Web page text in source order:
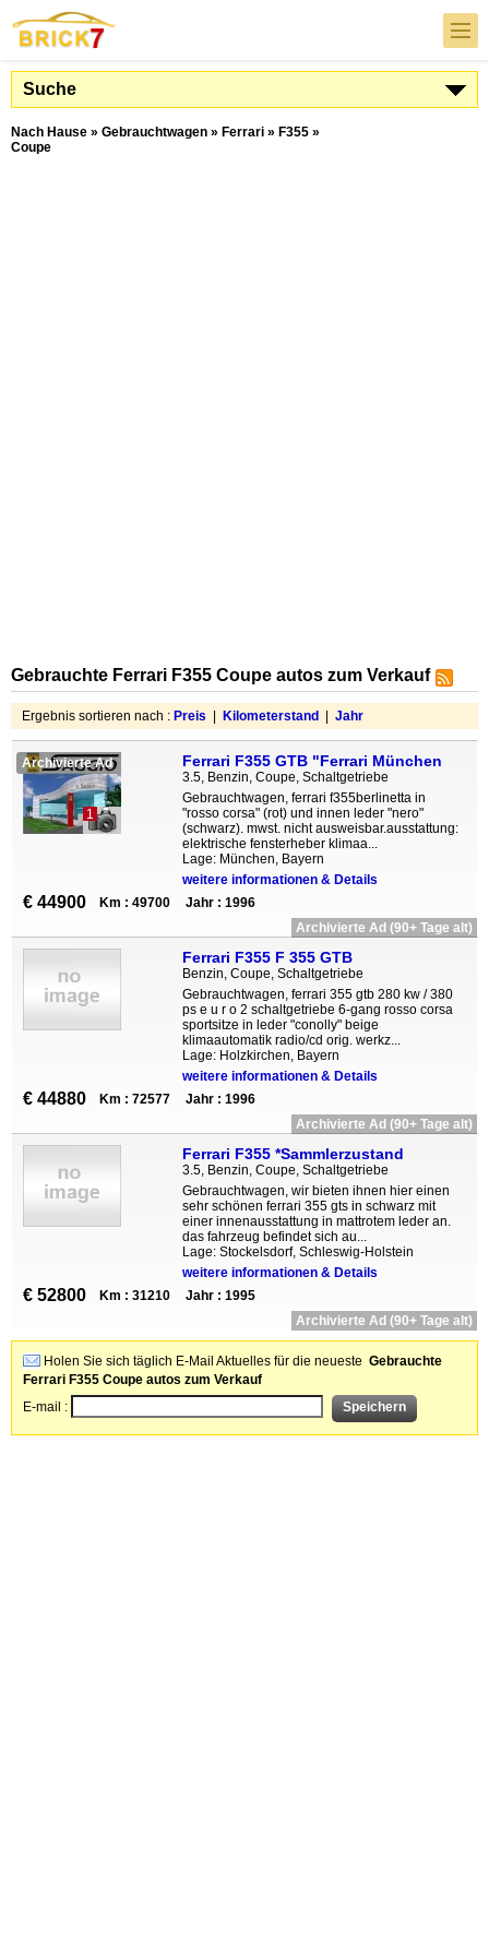
Suche
Nach Hause » Gebrauchtwagen » Ferrari » F355 »
Coupe
Gebrauchte Ferrari F355 Coupe autos zum Verkauf
Ergebnis sortieren nach : Preis Kilometerstand Jahr
Archivierte Ad
1
Ferrari F355 GTB "Ferrari München
3.5, Benzin, Coupe, Schaltgetriebe
Gebrauchtwagen, ferrari f355berlinetta in
"rosso corsa" (rot) und innen leder "nero"
(schwarz). mwst. nicht ausweisbar.ausstattung:
elektrische fensterheber klimaa...
Lage: München, Bayern
weitere informationen & Details
€ 44900 Km : 49700
Jahr : 1996
Archivierte Ad (90+ Tage alt)
Ferrari F355 F 355 GTB
Benzin, Coupe, Schaltgetriebe
Gebrauchtwagen, ferrari 355 gtb 280 kw / 380
ps e u r o 2 schaltgetriebe 6-gang rosso corsa
sportsitze in leder "conolly" beige
klimaautomatik radio/cd orig. werkz...
Lage: Holzkirchen, Bayern
weitere informationen & Details
€ 44880 Km : 72577
Jahr : 1996
Archivierte Ad (90+ Tage alt)
Ferrari F355 *Sammlerzustand
3.5, Benzin, Coupe, Schaltgetriebe
Gebrauchtwagen, wir bieten ihnen hier einen
sehr schönen ferrari 355 gts in schwarz mit
einer innenausstattung in mattrotem leder an.
das fahrzeug befindet sich au...
Lage: Stockelsdorf, Schleswig-Holstein
weitere informationen & Details
€ 52800 Km : 31210
Jahr : 1995
Archivierte Ad (90+ Tage alt)
Holen Sie sich täglich E-Mail Aktuelles für die neueste Gebrauchte
Ferrari F355 Coupe autos zum Verkauf
E-mail :